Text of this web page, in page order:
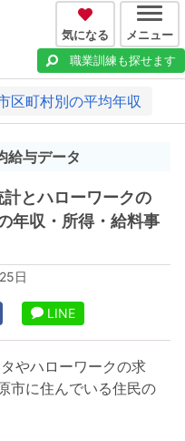
気になる メニュー
職業訓練も探せます
区町村別の平均年収
給与データ
とハローワークの
年収・所得・給料事
日
LINE
やハローワークの求
市に住んでいる住民の